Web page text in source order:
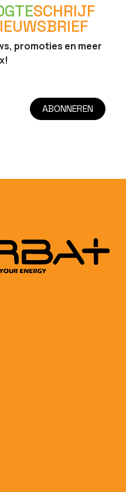
SCHRIJF
promoties en meer
ABONNEREN